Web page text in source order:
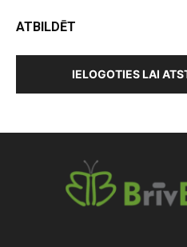
ATBILDĒT
IELOGOTIES LAI